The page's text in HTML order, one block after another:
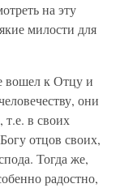
на эту
милости для
вошел к Отцу и
они
в своих
отцов своих,
Тогда же,
радостно,